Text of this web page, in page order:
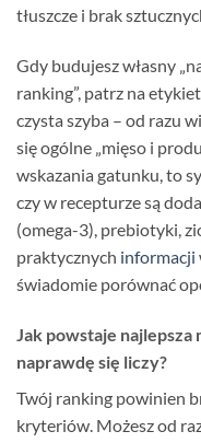
tłuszcze i brak
Gdy budujesz własny
ranking”, patrz na
czysta szyba – od razu
się ogólne „mięso i
wskazania gatunku, to
czy w recepturze są
(omega-3), prebiotyki,
praktycznych informacji
świadomie porównać
Jak powstaje najlepsza
naprawdę się liczy?
Twój ranking powinien
kryteriów. Możesz od